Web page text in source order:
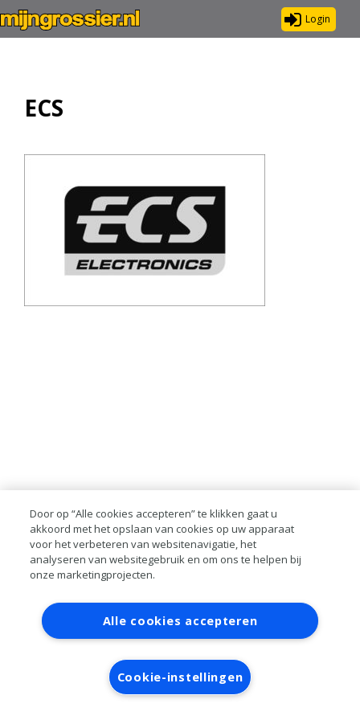
Login
ECS
Contact Account aanvragen
Inloggen
RAI bestanden
Privacy
Algemene
voorwaarden
Verwerkersovereenkomst
Door op “Alle cookies accepteren” te klikken gaat u
akkoord met het opslaan van cookies op uw apparaat
voor het verbeteren van websitenavigatie, het
analyseren van websitegebruik en om ons te helpen bij
onze marketingprojecten.
Alle cookies accepteren
Cookie-instellingen